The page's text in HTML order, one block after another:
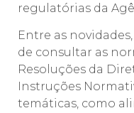
regulatórias da
Entre as
de consultar as
Resoluções da
Instruções
temáticas, como